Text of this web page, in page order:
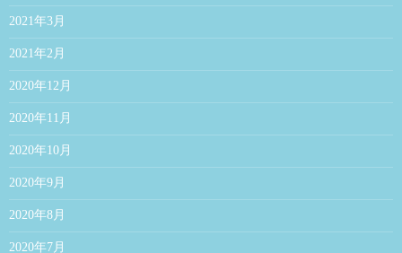
2021年3月
2021年2月
2020年12月
2020年11月
2020年10月
2020年9月
2020年8月
2020年7月